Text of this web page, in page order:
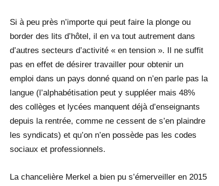
Si à peu près n’importe qui peut faire la plonge ou
border des lits d’hôtel, il en va tout autrement dans
d’autres secteurs d’activité « en tension ». Il ne suffit
pas en effet de désirer travailler pour obtenir un
emploi dans un pays donné quand on n’en parle pas la
langue (l’alphabétisation peut y suppléer mais 48%
des collèges et lycées manquent déjà d’enseignants
depuis la rentrée, comme ne cessent de s’en plaindre
les syndicats) et qu’on n’en possède pas les codes
sociaux et professionnels.
La chancelière Merkel a bien pu s’émerveiller en 2015